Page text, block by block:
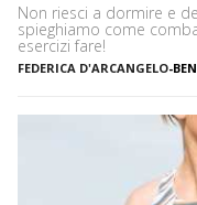
Non riesci a dormire e
spieghiamo come
esercizi fare!
FEDERICA D'ARCANGELO-